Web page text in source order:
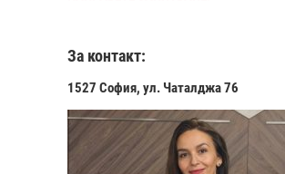
За контакт:
1527 София, ул. Чаталджа 76